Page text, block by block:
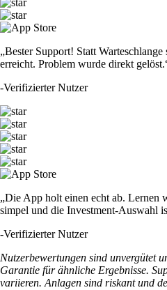
„Bester Support! Statt
erreicht. Problem wurde direkt
-Verifizierter Nutzer
„Die App holt einen echt ab. Lernen
simpel und die Investment-Auswahl
-Verifizierter Nutzer
Nutzerbewertungen sind unvergütet
Garantie für ähnliche Ergebnisse.
variieren. Anlagen sind riskant und